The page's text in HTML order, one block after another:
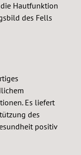
Hautfunktion
des Fells
Es liefert
des
positiv